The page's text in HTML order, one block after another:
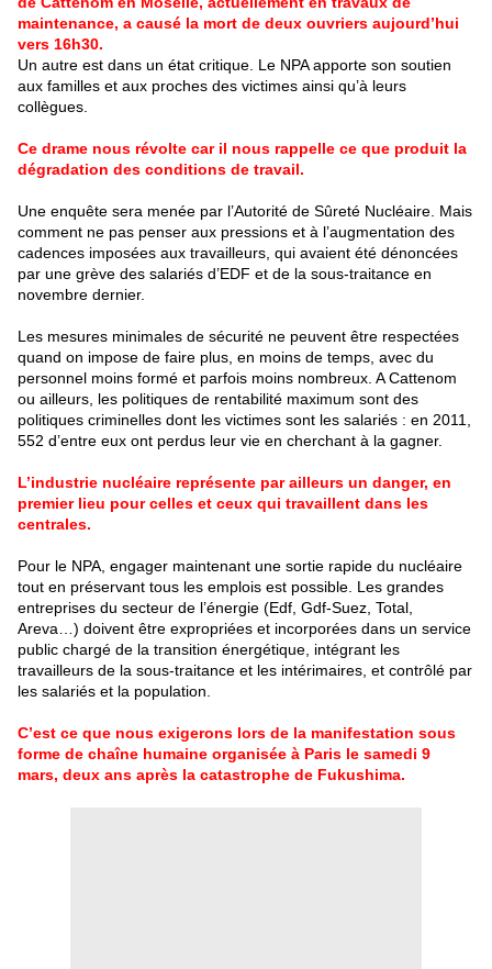
maintenance, a causé la mort de deux ouvriers aujourd’hui
vers 16h30.
Un autre est dans un état critique. Le NPA apporte son soutien
aux familles et aux proches des victimes ainsi qu’à leurs
collègues.
Ce drame nous révolte car il nous rappelle ce que produit la
dégradation des conditions de travail.
Une enquête sera menée par l’Autorité de Sûreté Nucléaire. Mais
comment ne pas penser aux pressions et à l’augmentation des
cadences imposées aux travailleurs, qui avaient été dénoncées
par une grève des salariés d’EDF et de la sous-traitance en
novembre dernier.
Les mesures minimales de sécurité ne peuvent être respectées
quand on impose de faire plus, en moins de temps, avec du
personnel moins formé et parfois moins nombreux. A Cattenom
ou ailleurs, les politiques de rentabilité maximum sont des
politiques criminelles dont les victimes sont les salariés : en 2011,
552 d’entre eux ont perdus leur vie en cherchant à la gagner.
L’industrie nucléaire représente par ailleurs un danger, en
premier lieu pour celles et ceux qui travaillent dans les
centrales.
Pour le NPA, engager maintenant une sortie rapide du nucléaire
tout en préservant tous les emplois est possible. Les grandes
entreprises du secteur de l’énergie (Edf, Gdf-Suez, Total,
Areva…) doivent être expropriées et incorporées dans un service
public chargé de la transition énergétique, intégrant les
travailleurs de la sous-traitance et les intérimaires, et contrôlé par
les salariés et la population.
C’est ce que nous exigerons lors de la manifestation sous
forme de chaîne humaine organisée à Paris le samedi 9
mars, deux ans après la catastrophe de Fukushima.